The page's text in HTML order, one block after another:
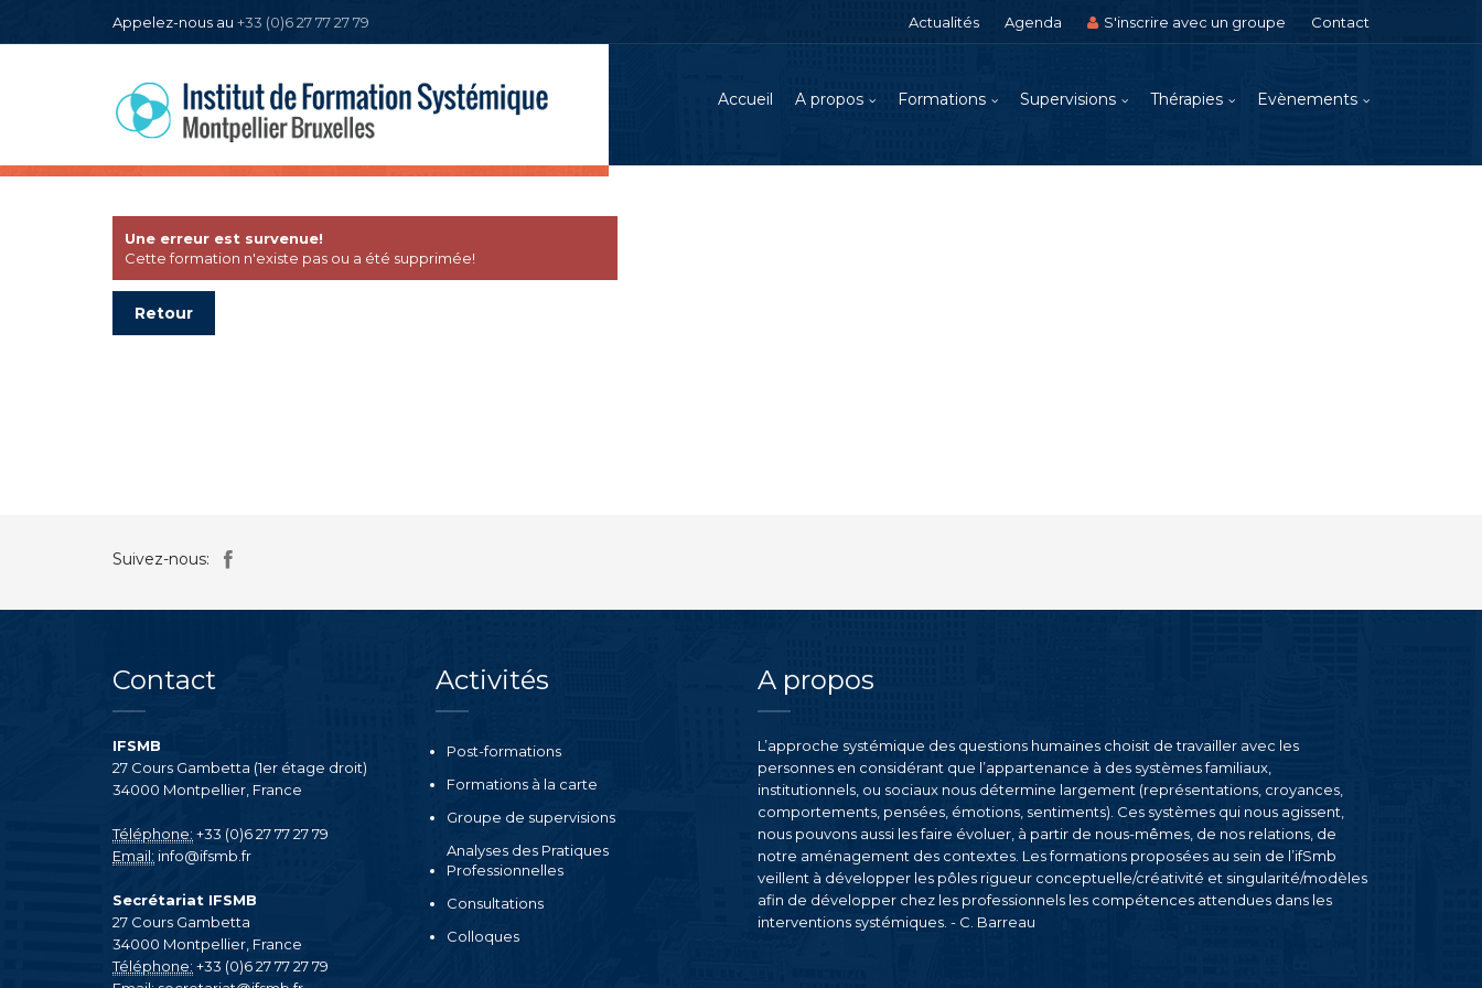
Appelez-nous au +33 (0)6 27 77 27 79 Actualités Agenda S'inscrire avec un groupe Contact
Accueil A propos Formations Supervisions Thérapies Evènements
Une erreur est survenue!
Cette formation n'existe pas ou a été supprimée!
Retour
Suivez-nous:
Contact
IFSMB
27 Cours Gambetta (1er étage droit)
34000 Montpellier, France
Téléphone: +33 (0)6 27 77 27 79
Email: info@ifsmb.fr
Secrétariat IFSMB
27 Cours Gambetta
34000 Montpellier, France
Téléphone: +33 (0)6 27 77 27 79
Activités
Post-formations
Formations à la carte
Groupe de supervisions
Analyses des Pratiques
Professionnelles
Consultations
Colloques
A propos
L’approche systémique des questions humaines choisit de travailler avec les
personnes en considérant que l’appartenance à des systèmes familiaux,
institutionnels, ou sociaux nous détermine largement (représentations, croyances,
comportements, pensées, émotions, sentiments). Ces systèmes qui nous agissent,
nous pouvons aussi les faire évoluer, à partir de nous-mêmes, de nos relations, de
notre aménagement des contextes. Les formations proposées au sein de l’ifSmb
veillent à développer les pôles rigueur conceptuelle/créativité et singularité/modèles
afin de développer chez les professionnels les compétences attendues dans les
interventions systémiques. - C. Barreau